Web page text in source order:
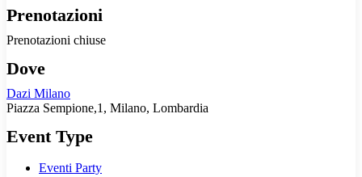
Prenotazioni
Prenotazioni chiuse
Dove
Dazi Milano
Piazza Sempione,1, Milano, Lombardia
Event Type
Eventi Party